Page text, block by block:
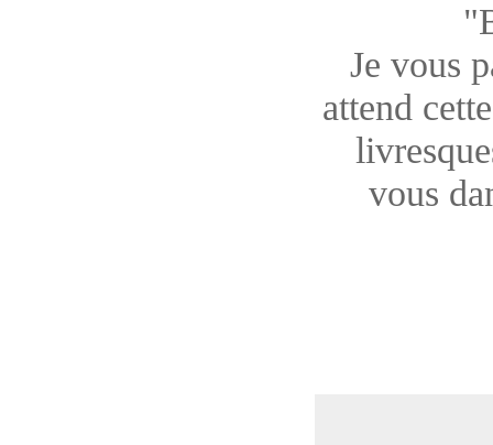
Je vous
attend
vous